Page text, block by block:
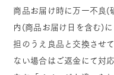
商品お届け時に万一不良(
内(商品お届け日を含む)
担のうえ良品と交換させ
ない場合はご返金にて対